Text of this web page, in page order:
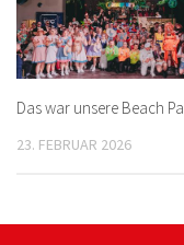
Das war unsere Beach
23. FEBRUAR 2026